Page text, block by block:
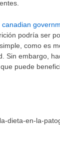
canadian
podría ser
como es
Sin embargo,
puede
dieta-en-la-